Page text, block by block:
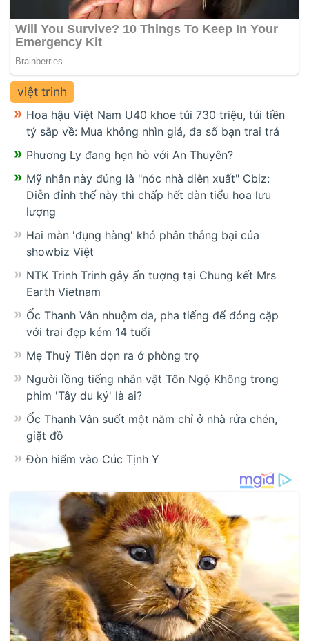
việt trinh
Hoa hậu Việt Nam U40 khoe túi 730 triệu, túi tiền
tỷ sắp về: Mua không nhìn giá, đa số bạn trai trả
Phương Ly đang hẹn hò với An Thuyên?
Mỹ nhân này đúng là "nóc nhà diễn xuất" Cbiz:
Diễn đỉnh thế này thì chấp hết dàn tiểu hoa lưu
lượng
Hai màn 'đụng hàng' khó phân thắng bại của
showbiz Việt
NTK Trinh Trinh gây ấn tượng tại Chung kết Mrs
Earth Vietnam
Ốc Thanh Vân nhuộm da, pha tiếng để đóng cặp
với trai đẹp kém 14 tuổi
Mẹ Thuỳ Tiên dọn ra ở phòng trọ
Người lồng tiếng nhân vật Tôn Ngộ Không trong
phim 'Tây du ký' là ai?
Ốc Thanh Vân suốt một năm chỉ ở nhà rửa chén,
giặt đồ
Đòn hiểm vào Cúc Tịnh Y